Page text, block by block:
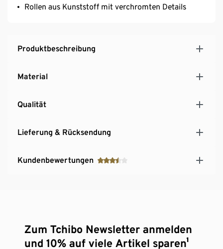
Rollen aus Kunststoff mit verchromten Details
Produktbeschreibung
Material
Qualität
Lieferung & Rücksendung
Kundenbewertungen
Zum Tchibo Newsletter anmelden
und 10% auf viele Artikel sparen¹